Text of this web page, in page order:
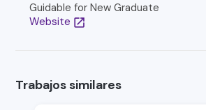
Guidable for New Graduate
Website open_in_new
Trabajos similares